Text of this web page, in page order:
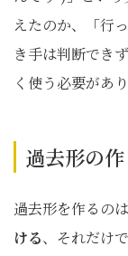
えたのか、「行
き手は判断でき
く使う必要があり
過去形の
過去形を作るの
ける、それだけで